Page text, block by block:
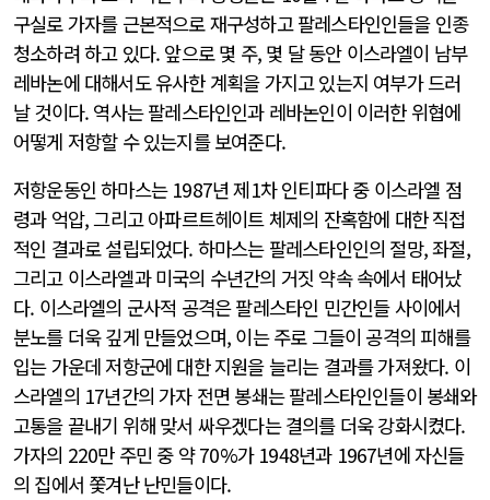
구실로 가자를 근본적으로 재구성하고 팔레스타인인들을 인종
청소하려 하고 있다. 앞으로 몇 주, 몇 달 동안 이스라엘이 남부
레바논에 대해서도 유사한 계획을 가지고 있는지 여부가 드러
날 것이다. 역사는 팔레스타인인과 레바논인이 이러한 위협에
어떻게 저항할 수 있는지를 보여준다.
저항운동인 하마스는 1987년 제1차 인티파다 중 이스라엘 점
령과 억압, 그리고 아파르트헤이트 체제의 잔혹함에 대한 직접
적인 결과로 설립되었다. 하마스는 팔레스타인인의 절망, 좌절,
그리고 이스라엘과 미국의 수년간의 거짓 약속 속에서 태어났
다. 이스라엘의 군사적 공격은 팔레스타인 민간인들 사이에서
분노를 더욱 깊게 만들었으며, 이는 주로 그들이 공격의 피해를
입는 가운데 저항군에 대한 지원을 늘리는 결과를 가져왔다. 이
스라엘의 17년간의 가자 전면 봉쇄는 팔레스타인인들이 봉쇄와
고통을 끝내기 위해 맞서 싸우겠다는 결의를 더욱 강화시켰다.
가자의 220만 주민 중 약 70%가 1948년과 1967년에 자신들
의 집에서 쫓겨난 난민들이다.